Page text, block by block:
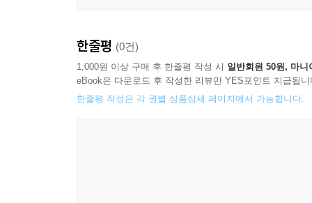
한줄평 (0건)
1,000원 이상 구매 후 한줄평 작성 시 일반회원 50원, 마니
eBook은 다운로드 후 작성한 리뷰만 YES포인트 지급됩니
한줄평 작성은 각 권별 상품상세 페이지에서 가능합니다.